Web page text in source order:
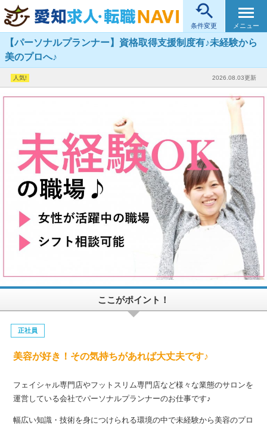

条件変更 メニュー
【パーソナルプランナー】資格取得支援制度有♪未経験から
美のプロへ♪
2026.08.03更新
ここがポイント！
正社員
美容が好き！その気持ちがあれば大丈夫です♪
フェイシャル専門店やフットスリム専門店など様々な業態のサロンを
運営している会社でパーソナルプランナーのお仕事です♪
幅広い知識・技術を身につけられる環境の中で未経験から美容のプロ